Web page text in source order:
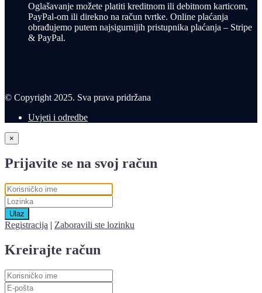
Oglašavanje možete platiti kreditnom ili debitnom karticom,
PayPal-om ili direkno na račun tvrtke. Online plaćanja
obrađujemo putem najsigurnijih pristupnika plaćanja – Stripe
& PayPal.
© Copyright 2025. Sva prava pridržana
Uvjeti i odredbe
×
Prijavite se na svoj račun
Ulaz
Registracija | Zaboravili ste lozinku
Kreirajte račun